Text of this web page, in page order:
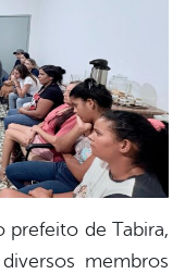
prefeito de Tabira,
membros